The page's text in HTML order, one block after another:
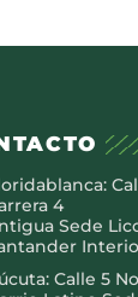
4
Sede
Calle 5